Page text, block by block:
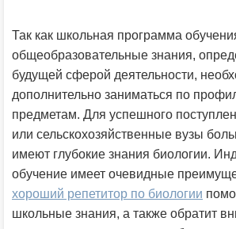
Так как школьная программа
общеобразовательные знания,
будущей сферой деятельности,
дополнительно заниматься по
предметам. Для успешного
или сельскохозяйственные вузы
имеют глубокие знания биологии.
обучение имеет очевидные
хороший репетитор по биологии
школьные знания, а также обратит